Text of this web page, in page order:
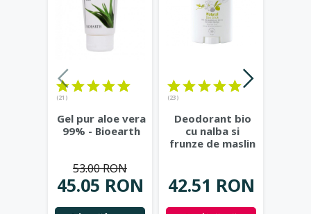
(21)
Gel pur aloe vera
99% - Bioearth
45.05 RON
53.00 RON
(23)
Deodorant bio
cu nalba si
frunze de maslin
42.51 RON